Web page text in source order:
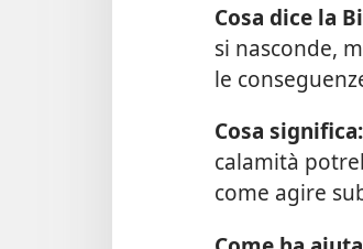
Cosa dice la
si nasconde,
le
Cosa significa:
calamità
come agire